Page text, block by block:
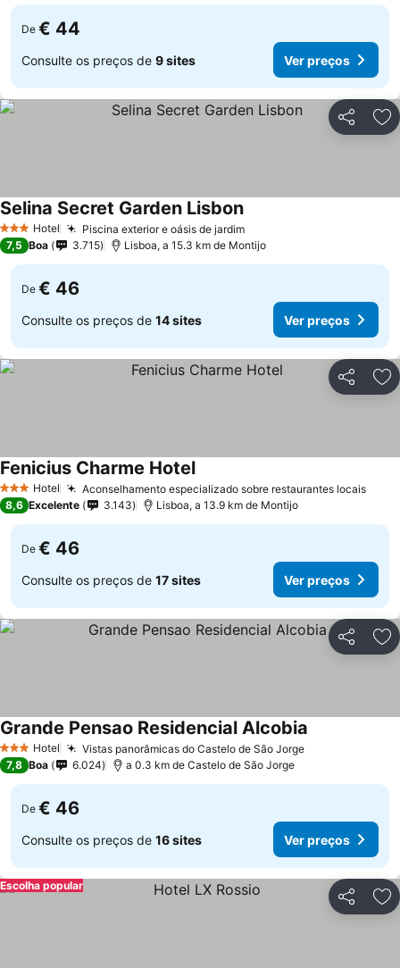
De € 44
Consulte os preços de 9 sites Ver preços
Partilhar
3 EstrelasHotel Piscina exterior e oásis de jardim
Selina Secret Garden Lisbon
7,5 Boa 3.715 Lisboa, a 15.3 km de Montijo
De € 46
Consulte os preços de 14 sites Ver preços
Partilhar
3 EstrelasHotel Aconselhamento especializado sobre restaurantes locais
Fenicius Charme Hotel
8,6 Excelente 3.143 Lisboa, a 13.9 km de Montijo
De € 46
Consulte os preços de 17 sites Ver preços
Partilhar
3 EstrelasHotel Vistas panorâmicas do Castelo de São Jorge
Grande Pensao Residencial Alcobia
7,8 Boa 6.024 a 0.3 km de Castelo de São Jorge
De € 46
Consulte os preços de 16 sites Ver preços
Partilhar
Escolha popular